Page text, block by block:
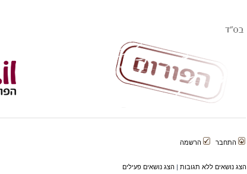
התחבר הרשמה
הצג נושאים ללא תגובות | הצג נושאים פעילים